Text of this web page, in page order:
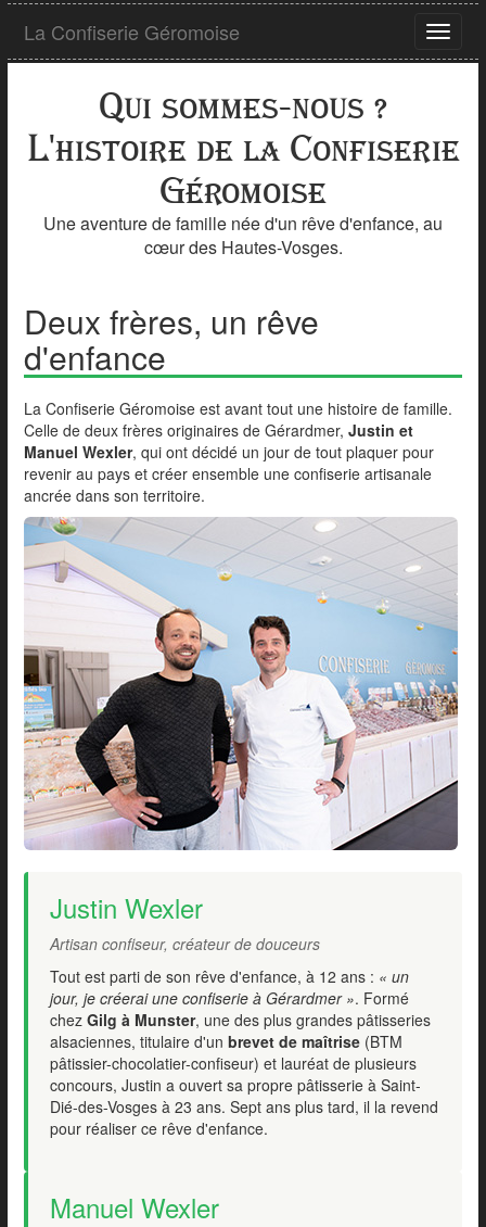
Aller
contenu
Ouvrir
le
La Confiserie Géromoise
Qui sommes-nous ?
L'histoire de la Confiserie
Géromoise
Une aventure de famille née d'un rêve d'enfance, au
cœur des Hautes-Vosges.
Deux frères, un rêve
d'enfance
La Confiserie Géromoise est avant tout une histoire de famille.
Celle de deux frères originaires de Gérardmer, Justin et
Manuel Wexler, qui ont décidé un jour de tout plaquer pour
revenir au pays et créer ensemble une confiserie artisanale
ancrée dans son territoire.
Justin Wexler
Artisan confiseur, créateur de douceurs
Tout est parti de son rêve d'enfance, à 12 ans : « un
jour, je créerai une confiserie à Gérardmer ». Formé
chez Gilg à Munster, une des plus grandes pâtisseries
alsaciennes, titulaire d'un brevet de maîtrise (BTM
pâtissier-chocolatier-confiseur) et lauréat de plusieurs
concours, Justin a ouvert sa propre pâtisserie à Saint-
Dié-des-Vosges à 23 ans. Sept ans plus tard, il la revend
pour réaliser ce rêve d'enfance.
Manuel Wexler